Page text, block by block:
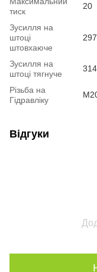
тиск
20
Зусилля на
штоці
штовхаюче
Зусилля на
штоці тягнуче
Різьба на
Гідравліку
Відгуки